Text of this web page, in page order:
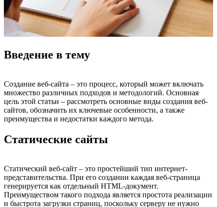
Введение в тему
Создание веб-сайта – это процесс, который может включать
множество различных подходов и методологий. Основная
цель этой статьи – рассмотреть основные виды создания веб-
сайтов, обозначить их ключевые особенности, а также
преимущества и недостатки каждого метода.
Статические сайты
Статический веб-сайт – это простейший тип интернет-
представительства. При его создании каждая веб-страница
генерируется как отдельный HTML-документ.
Преимуществом такого подхода является простота реализации
и быстрота загрузки страниц, поскольку серверу не нужно